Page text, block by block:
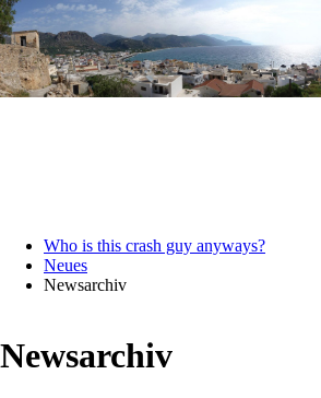
Who is this crash guy anyways?
Neues
Newsarchiv
Newsarchiv